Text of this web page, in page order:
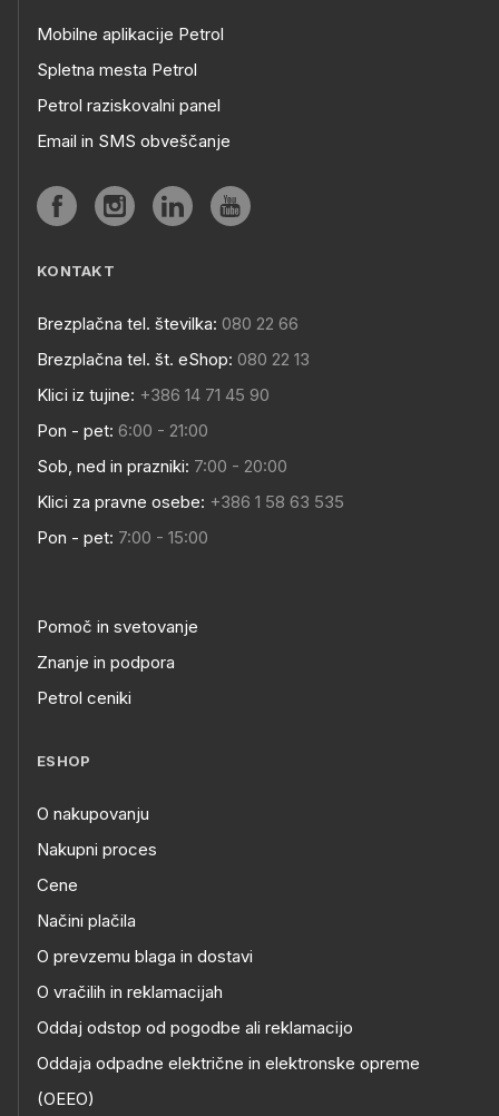
Mobilne aplikacije Petrol
Spletna mesta Petrol
Petrol raziskovalni panel
Email in SMS obveščanje
KONTAKT
Brezplačna tel. številka: 080 22 66
Brezplačna tel. št. eShop: 080 22 13
Klici iz tujine: +386 14 71 45 90
Pon - pet: 6:00 - 21:00
Sob, ned in prazniki: 7:00 - 20:00
Klici za pravne osebe: +386 1 58 63 535
Pon - pet: 7:00 - 15:00
Pomoč in svetovanje
Znanje in podpora
Petrol ceniki
ESHOP
O nakupovanju
Nakupni proces
Cene
Načini plačila
O prevzemu blaga in dostavi
O vračilih in reklamacijah
Oddaj odstop od pogodbe ali reklamacijo
Oddaja odpadne električne in elektronske opreme
(OEEO)